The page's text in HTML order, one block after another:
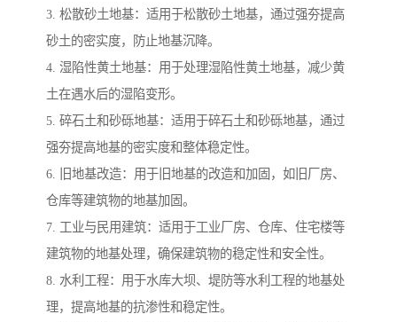
3. 松散砂土地基：适用于松散砂土地基，通过强夯提高
砂土的密实度，防止地基沉降。
4. 湿陷性黄土地基：用于处理湿陷性黄土地基，减少黄
土在遇水后的湿陷变形。
5. 碎石土和砂砾地基：适用于碎石土和砂砾地基，通过
强夯提高地基的密实度和整体稳定性。
6. 旧地基改造：用于旧地基的改造和加固，如旧厂房、
仓库等建筑物的地基加固。
7. 工业与民用建筑：适用于工业厂房、仓库、住宅楼等
建筑物的地基处理，确保建筑物的稳定性和安全性。
8. 水利工程：用于水库大坝、堤防等水利工程的地基处
理，提高地基的抗渗性和稳定性。